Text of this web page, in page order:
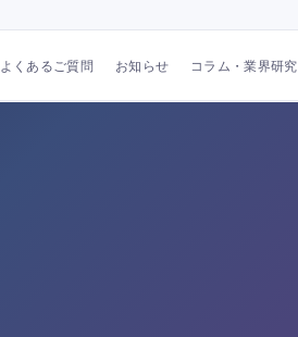
よくあるご質問 お知らせ コラム・業界研究